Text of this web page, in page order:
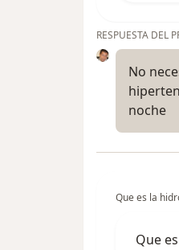
RESPUESTA DEL
No
noche
Que es la
Que